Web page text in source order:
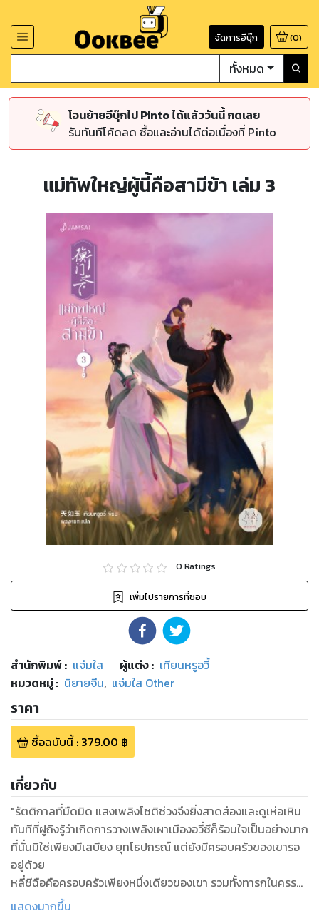
จัดการอีบุ๊ก (0)
ทั้งหมด
โอนย้ายอีบุ๊กไป Pinto ได้แล้ววันนี้ กดเลย
รับทันทีโค้ดลด ซื้อและอ่านได้ต่อเนื่องที่ Pinto
แม่ทัพใหญ่ผู้นี้คือสามีข้า เล่ม 3
0 Ratings
เพิ่มไปรายการที่ชอบ
สำนักพิมพ์: แจ่มใส ผู้แต่ง : เทียนหรูอวี้
หมวดหมู่: นิยายจีน, แจ่มใส Other
ราคา
ซื้อฉบับนี้: 379.00 ฿
เกี่ยวกับ
"รัตติกาลที่มืดมิด แสงเพลิงโชติช่วงจึงยิ่งสาดส่องและดูเห่อเหิม
ทันทีที่ฝูถิงรู้ว่าเกิดการวางเพลิงเผาเมืองอวี๋ซีก็ร้อนใจเป็นอย่างมาก
ที่นั่นมิใช่เพียงมีเสบียง ยุทโธปกรณ์ แต่ยังมีครอบครัวของเขารอ
อยู่ด้วย
หลี่ชีฉือคือครอบครัวเพียงหนึ่งเดียวของเขา รวมทั้งทารกในครรภ์
ของนาง
แสดงมากขึ้น